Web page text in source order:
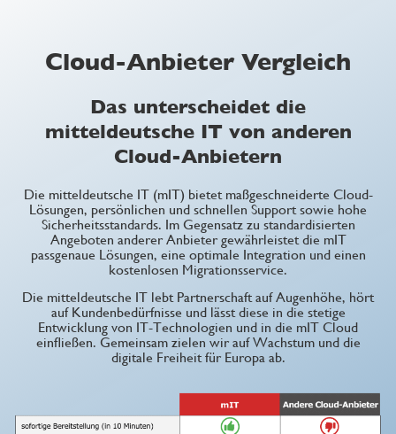
Cloud-Anbieter Vergleich
Das unterscheidet die
mitteldeutsche IT von anderen
Cloud-Anbietern
Die mitteldeutsche IT (mIT) bietet maßgeschneiderte Cloud-
Lösungen, persönlichen und schnellen Support sowie hohe
Sicherheitsstandards. Im Gegensatz zu standardisierten
Angeboten anderer Anbieter gewährleistet die mIT
passgenaue Lösungen, eine optimale Integration und einen
kostenlosen Migrationsservice.
Die mitteldeutsche IT lebt Partnerschaft auf Augenhöhe, hört
auf Kundenbedürfnisse und lässt diese in die stetige
Entwicklung von IT-Technologien und in die mIT Cloud
einfließen. Gemeinsam zielen wir auf Wachstum und die
digitale Freiheit für Europa ab.